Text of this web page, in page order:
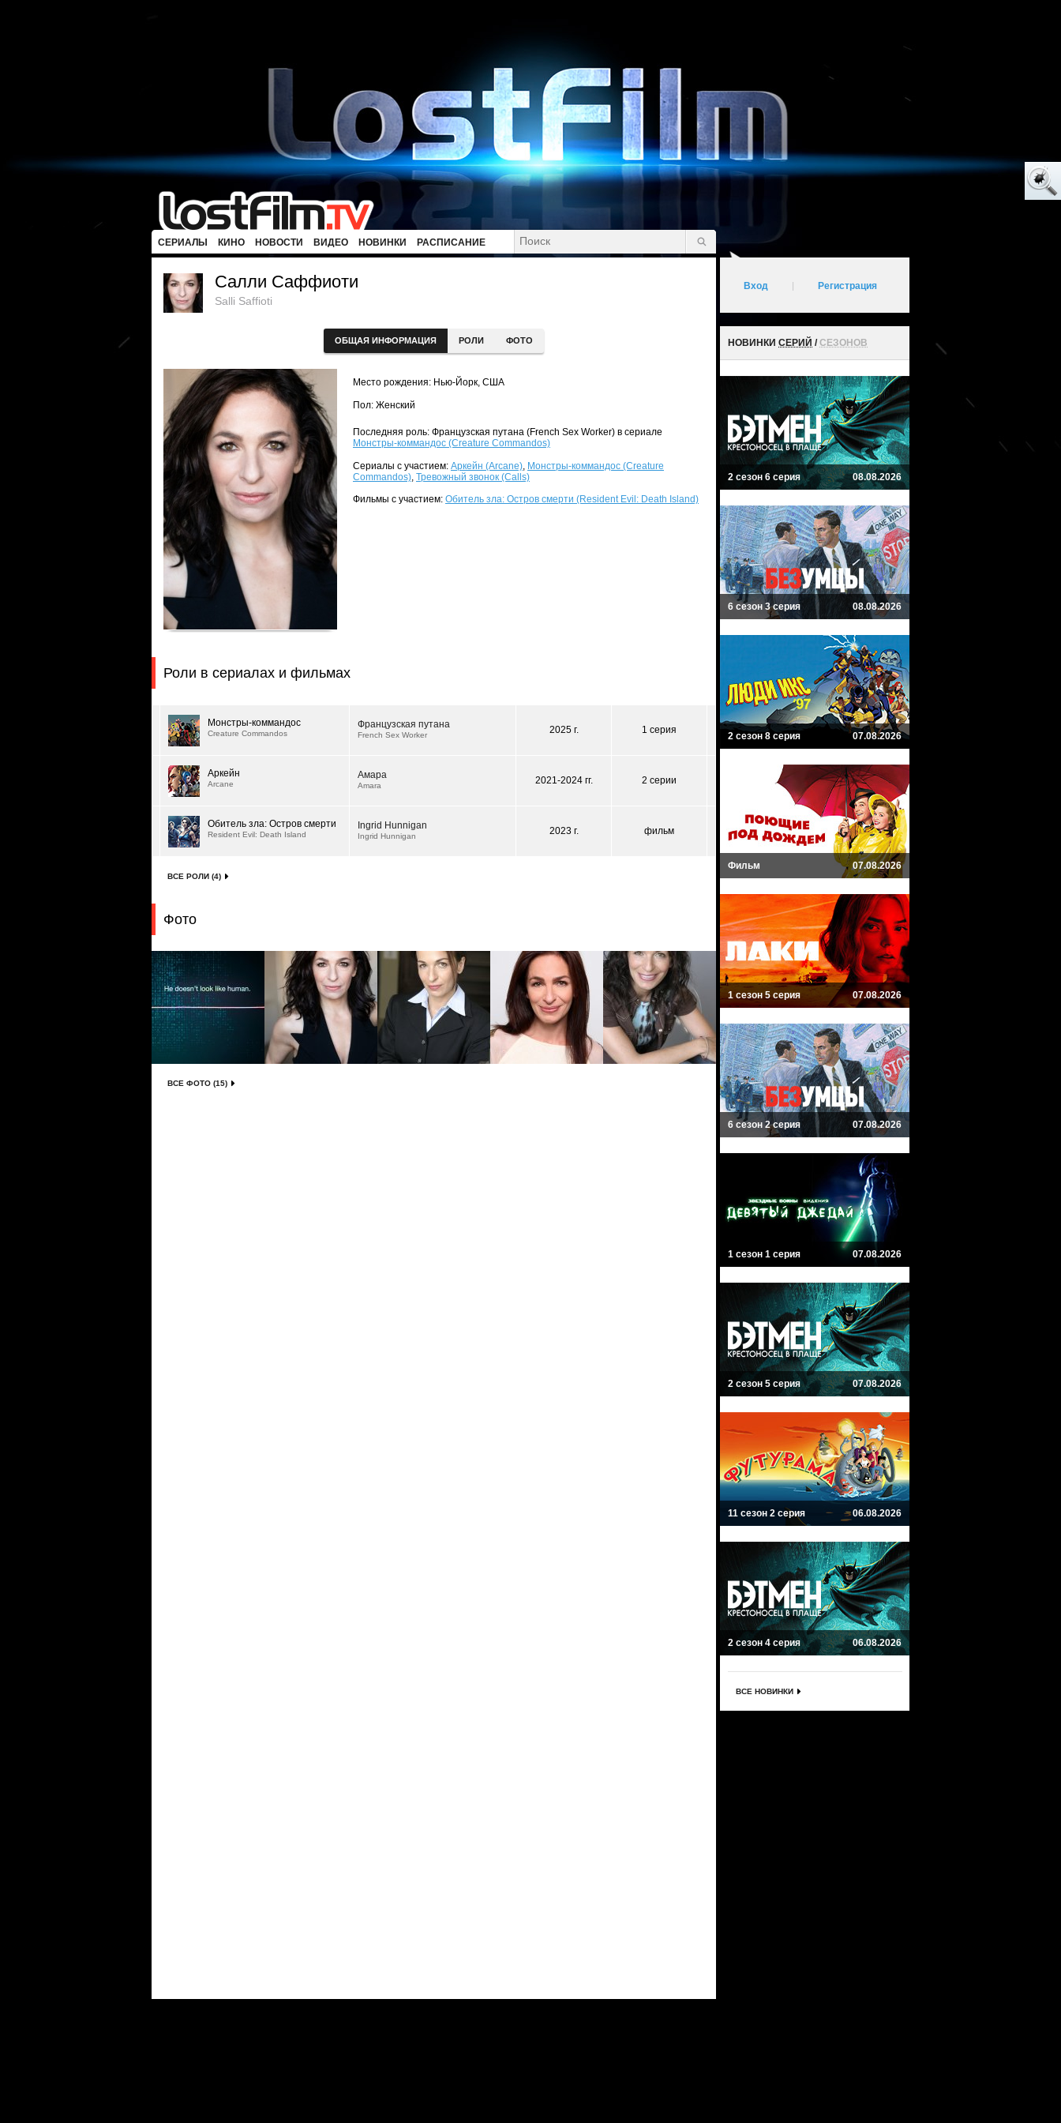
СЕРИАЛЫ КИНО НОВОСТИ ВИДЕО НОВИНКИ РАСПИСАНИЕ
Салли Саффиоти
Salli Saffioti
ОБЩАЯ ИНФОРМАЦИЯ РОЛИ ФОТО
Место рождения: Нью-Йорк, США
Пол: Женский
Последняя роль: Французская путана (French Sex Worker) в сериале
Монстры-коммандос (Creature Commandos)
Сериалы с участием: Аркейн (Arcane), Монстры-коммандос (Creature
Commandos), Тревожный звонок (Calls)
Фильмы с участием: Обитель зла: Остров смерти (Resident Evil: Death Island)
Роли в сериалах и фильмах
Монстры-коммандос
Creature Commandos
Французская путана
French Sex Worker 2025 г. 1 серия
Аркейн
Arcane
Амара
Amara 2021-2024 гг. 2 серии
Обитель зла: Остров смерти
Resident Evil: Death Island
Ingrid Hunnigan
Ingrid Hunnigan 2023 г. фильм
ВСЕ РОЛИ (4)
Фото
ВСЕ ФОТО (15)
Вход Регистрация
НОВИНКИ СЕРИЙ /СЕЗОНОВ
2 сезон 6 серия 08.08.2026
6 сезон 3 серия 08.08.2026
2 сезон 8 серия 07.08.2026
Фильм 07.08.2026
1 сезон 5 серия 07.08.2026
6 сезон 2 серия 07.08.2026
1 сезон 1 серия 07.08.2026
2 сезон 5 серия 07.08.2026
11 сезон 2 серия 06.08.2026
2 сезон 4 серия 06.08.2026
ВСЕ НОВИНКИ